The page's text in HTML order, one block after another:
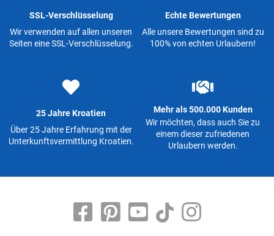
SSL-Verschlüsselung
Wir verwenden auf allen unseren
Seiten eine SSL-Verschlüsselung.
Echte Bewertungen
Alle unsere Bewertungen sind zu
100% von echten Urlaubern!
25 Jahre Kroatien
Über 25 Jahre Erfahrung mit der
Unterkunftsvermittlung Kroatien.
Mehr als 500.000 Kunden
Wir möchten, dass auch Sie zu
einem dieser zufriedenen
Urlaubern werden.